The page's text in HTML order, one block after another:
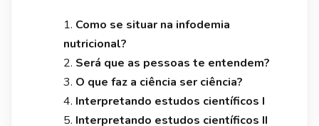
Como se situar na infodemia
nutricional?
Será que as pessoas te entendem?
O que faz a ciência ser ciência?
Interpretando estudos científicos I
Interpretando estudos científicos II